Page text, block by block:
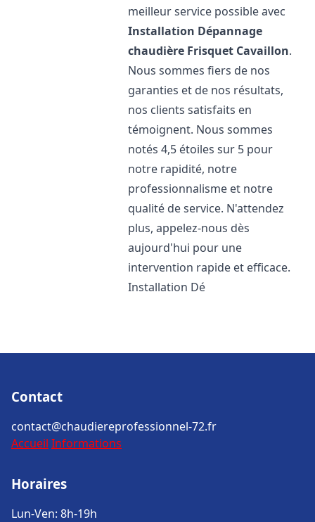
meilleur service possible avec
Installation Dépannage
chaudière Frisquet Cavaillon.
Nous sommes fiers de nos
garanties et de nos résultats,
nos clients satisfaits en
témoignent. Nous sommes
notés 4,5 étoiles sur 5 pour
notre rapidité, notre
professionnalisme et notre
qualité de service. N'attendez
plus, appelez-nous dès
aujourd'hui pour une
intervention rapide et efficace.
Installation Dé
Contact
contact@chaudiereprofessionnel-72.fr
Accueil Informations
Horaires
Lun-Ven: 8h-19h